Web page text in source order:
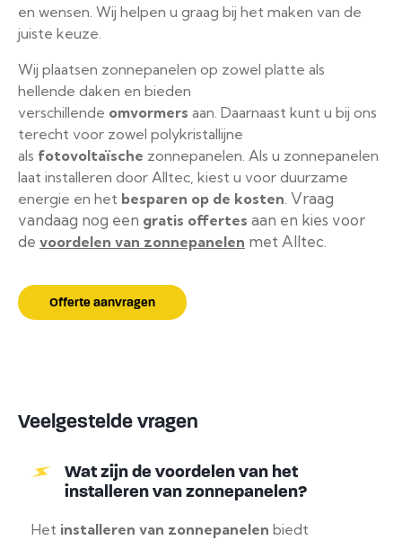
en wensen. Wij helpen u graag bij het maken van de
juiste keuze.
Wij plaatsen zonnepanelen op zowel platte als
hellende daken en bieden
verschillende omvormers aan. Daarnaast kunt u bij ons
terecht voor zowel polykristallijne
als fotovoltaïsche zonnepanelen. Als u zonnepanelen
laat installeren door Alltec, kiest u voor duurzame
energie en het besparen op de kosten Vraag
vandaag nog een gratis offertes aan en kies voor
de voordelen van zonnepanelen met Alltec.
Offerte aanvragen
Veelgestelde vragen
Wat zijn de voordelen van het
installeren van zonnepanelen?
Het installeren van zonnepanelen biedt